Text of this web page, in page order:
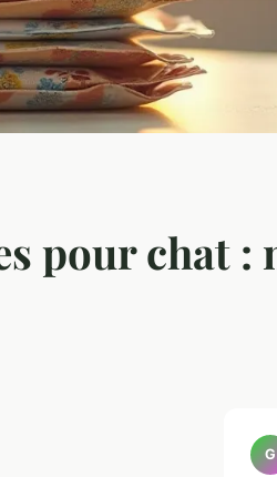
pour chat
G